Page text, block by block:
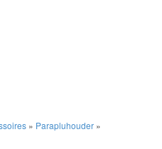
» Parapluhouder »